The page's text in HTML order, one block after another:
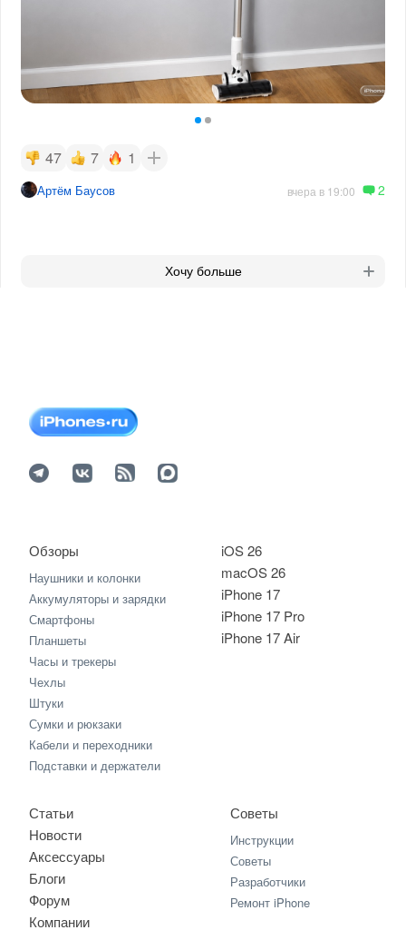
47 7 1
Артём Баусов вчера в 19:00 2
Хочу больше
iOS 26
macOS 26
iPhone 17
iPhone 17 Pro
iPhone 17 Air
Обзоры
Наушники и колонки
Аккумуляторы и зарядки
Смартфоны
Планшеты
Часы и трекеры
Чехлы
Штуки
Сумки и рюкзаки
Кабели и переходники
Подставки и держатели
Статьи
Новости
Аксессуары
Блоги
Форум
Компании
Советы
Инструкции
Советы
Разработчики
Ремонт iPhone